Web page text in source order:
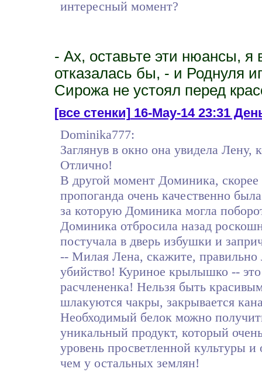
интересный момент?
- Ах, оставьте эти нюансы, я
отказалась бы, - и Роднуля
Сирожа не устоял перед
[все стенки]16-May-14 23:31
Dominika777:
Заглянув в окно она увидела Лену,
Отлично!
В другой момент Доминика, скорее
пропоганда очень качественно
за которую Доминика могла
Доминика отбросила назад
постучала в дверь избушки и
-- Милая Лена, скажите, правильно
убийство! Куриное крылышко --
расчлененка! Нельзя быть
шлакуются чакры, закрывается
Необходимый белок можно
уникальный продукт, который
уровень просветленной культуры
чем у остальных землян!